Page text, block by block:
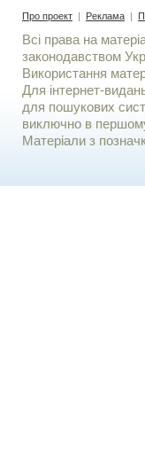
Про проект | Реклама |
Всі права на
законодавством
Використання
Для iнтернет-
для пошукових
виключно в
Матеріали з